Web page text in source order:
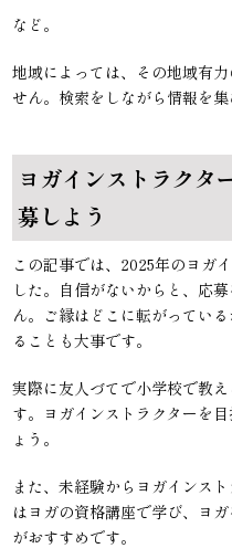
など。
地域によっては、その地域有
せん。検索をしながら情報を集
ヨガインストラクタ
募しよう
この記事では、2025年のヨガ
した。自信がないからと、応
ん。ご縁はどこに転がってい
ることも大事です。
実際に友人づてで小学校で教
す。ヨガインストラクターを
ょう。
また、未経験からヨガインス
はヨガの資格講座で学び、ヨ
がおすすめです。